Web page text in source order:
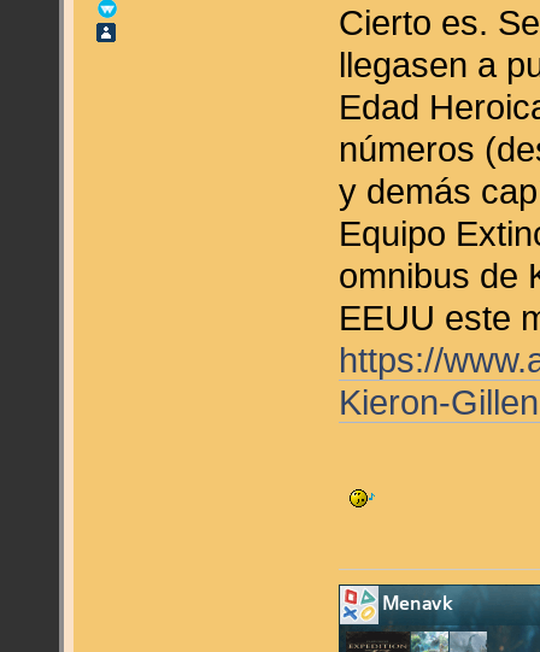
Cierto es.
llegasen a
Edad
números
y demás
Equipo
omnibus de
EEUU este
https://
Kieron-